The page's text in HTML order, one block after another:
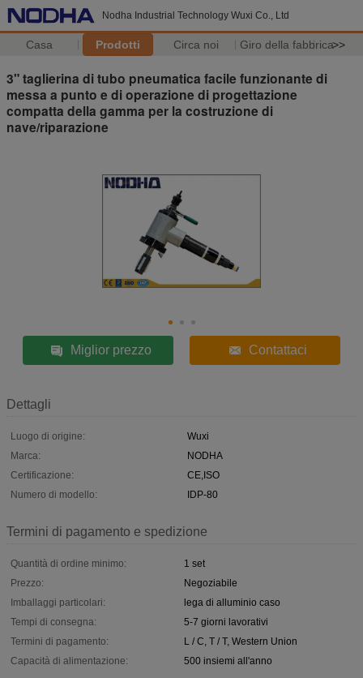
Nodha Industrial Technology Wuxi Co., Ltd
Casa Prodotti Circa noi Giro della fabbrica>>
3" taglierina di tubo pneumatica facile funzionante di
messa a punto e di operazione di progettazione
compatta della gamma per la costruzione di
nave/riparazione
Miglior prezzo Contattaci
Dettagli
Luogo di origine:
Wuxi
Marca:
NODHA
Certificazione:
CE,ISO
Numero di modello:
IDP-80
Termini di pagamento e spedizione
Quantità di ordine minimo:
1 set
Prezzo:
Negoziabile
Imballaggi particolari:
lega di alluminio caso
Tempi di consegna:
5-7 giorni lavorativi
Termini di pagamento:
L / C, T / T, Western Union
Capacità di alimentazione:
500 insiemi all'anno